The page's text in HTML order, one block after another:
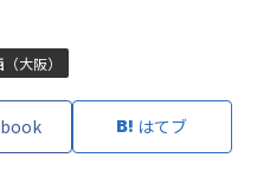
大阪）
はてブ